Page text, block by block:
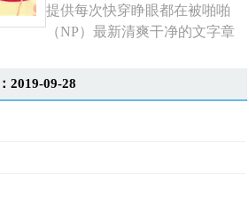
提供每次快穿睁眼都在被啪啪
（NP）最新清爽干净的文字章
2019-09-28